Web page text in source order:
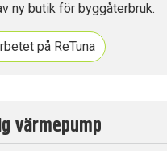
ny butik för byggåterbruk.
på ReTuna
värmepump